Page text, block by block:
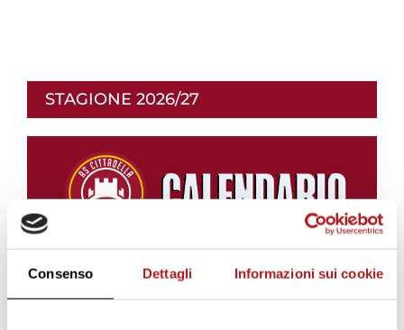
Consenso Dettagli Informazioni sui cookie
STAGIONE 2026/27